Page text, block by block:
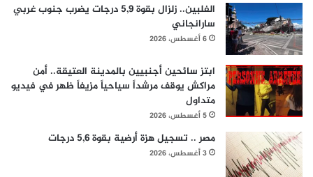
الفلبين.. زلزال بقوة 5,9 درجات يضرب جنوب غربي
سارانجاني
6 أغسطس، 2026
ابتز سائحين أجنبيين بالمدينة العتيقة.. أمن
مراكش يوقف مرشداً سياحياً مزيفاً ظهر في فيديو
متداول
5 أغسطس، 2026
مصر .. تسجيل هزة أرضية بقوة 5,6 درجات
3 أغسطس، 2026